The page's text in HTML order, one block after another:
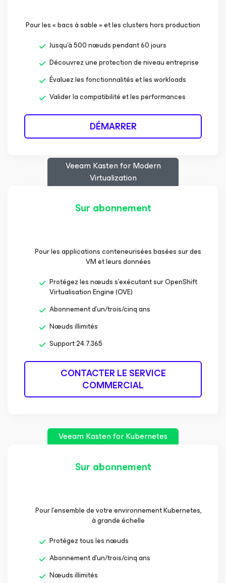
Pour les « bacs à sable » et les clusters hors production
Jusqu’à 500 nœuds pendant 60 jours
Découvrez une protection de niveau entreprise
Évaluez les fonctionnalités et les workloads
Valider la compatibilité et les performances
DÉMARRER
Veeam Kastenfor Modern
Virtualization
Sur abonnement
Pour les applications conteneurisées basées sur des
VM et leurs données
Protégez les nœuds s’exécutant sur OpenShift
Virtualisation Engine (OVE)
Abonnement d’un/trois/cinq ans
Nœuds illimités
Support 24.7.365
CONTACTER LE SERVICE
COMMERCIAL
Veeam Kastenfor Kubernetes
Sur abonnement
Pour l’ensemble de votre environnement Kubernetes,
à grande échelle
Protégez tous les nœuds
Abonnement d’un/trois/cinq ans
Nœuds illimités